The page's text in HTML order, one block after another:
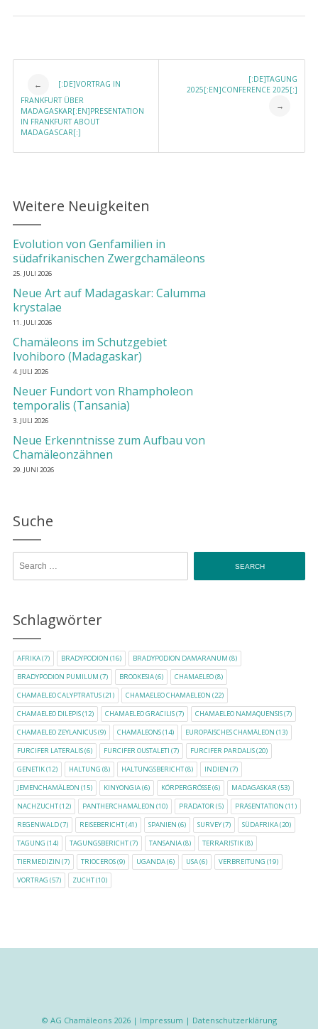
Post navigation
←
[:DE]VORTRAG IN
FRANKFURT ÜBER
MADAGASKAR[:EN]PRESENTATION
IN FRANKFURT ABOUT
MADAGASCAR[:]
[:DE]TAGUNG
2025[:EN]CONFERENCE 2025[:]
→
Weitere Neuigkeiten
Evolution von Genfamilien in
südafrikanischen Zwergchamäleons
25. JULI 2026
Neue Art auf Madagaskar: Calumma
krystalae
11. JULI 2026
Chamäleons im Schutzgebiet
Ivohiboro (Madagaskar)
4. JULI 2026
Neuer Fundort von Rhampholeon
temporalis (Tansania)
3. JULI 2026
Neue Erkenntnisse zum Aufbau von
Chamäleonzähnen
29. JUNI 2026
Suche
Schlagwörter
AFRIKA(7) BRADYPODION (16) BRADYPODION DAMARANUM (8)
BRADYPODION PUMILUM (7) BROOKESIA(6) CHAMAELEO(8)
CHAMAELEO CALYPTRATUS(21) CHAMAELEO CHAMAELEON (22)
CHAMAELEO DILEPIS(12) CHAMAELEO GRACILIS(7) CHAMAELEO NAMAQUENSIS(7)
CHAMAELEO ZEYLANICUS(9) CHAMÄLEONS(14) EUROPÄISCHES CHAMÄLEON (13)
FURCIFER LATERALIS(6) FURCIFER OUSTALETI (7) FURCIFER PARDALIS(20)
GENETIK(12) HALTUNG (8) HALTUNGSBERICHT(8) INDIEN (7)
JEMENCHAMÄLEON (15) KINYONGIA(6) KÖRPERGRÖSSE (6) MADAGASKAR(53)
NACHZUCHT(12) PANTHERCHAMÄLEON (10) PRÄDATOR(5) PRÄSENTATION (11)
REGENWALD(7) REISEBERICHT(41) SPANIEN (6) SURVEY(7) SÜDAFRIKA(20)
TAGUNG (14) TAGUNGSBERICHT(7) TANSANIA(8) TERRARISTIK(8)
TIERMEDIZIN (7) TRIOCEROS(9) UGANDA(6) USA(6) VERBREITUNG (19)
VORTRAG (57) ZUCHT(10)
© AG Chamäleons 2026 | Impressum | Datenschutzerklärung